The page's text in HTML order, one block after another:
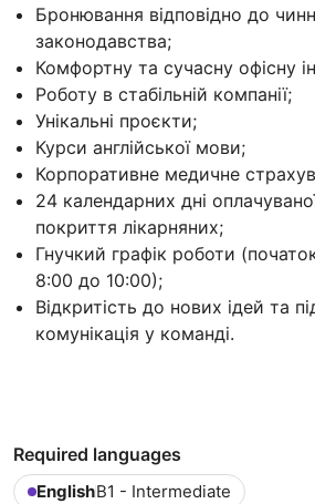
Бронювання відповідно до
законодавства;
Комфортну та сучасну офісну
Роботу в стабільній компанії;
Унікальні проєкти;
Курси англійської мови;
Корпоративне медичне
24 календарних дні
покриття лікарняних;
Гнучкий графік роботи
8:00 до 10:00);
Відкритість до нових ідей та
комунікація у команді.
Required languages
EnglishB1 - Intermediate